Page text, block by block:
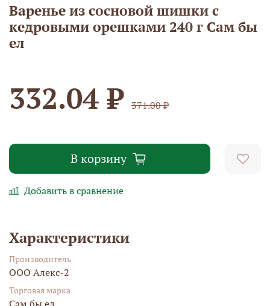
Варенье из сосновой шишки с
кедровыми орешками 240 г Сам бы
ел
332.04 ₽ 371.00 ₽
В корзину
Добавить в сравнение
Характеристики
Производитель
ООО Алекс-2
Торговая марка
Сам бы ел